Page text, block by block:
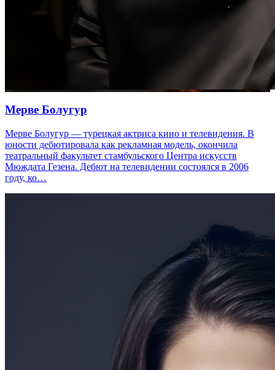
Мерве Болугур
Мерве Болугур — турецкая актриса кино и телевидения. В
юности дебютировала как рекламная модель, окончила
театральный факультет стамбульского Центра искусств
Мюждата Гезена. Дебют на телевидении состоялся в 2006
году, ко…